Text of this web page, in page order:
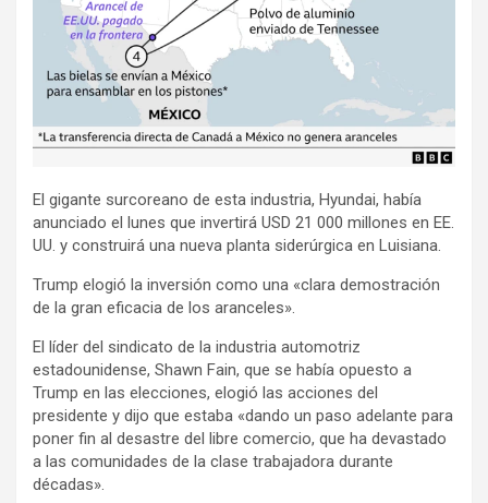
El gigante surcoreano de esta industria, Hyundai, había
anunciado el lunes que invertirá USD 21 000 millones en EE.
UU. y construirá una nueva planta siderúrgica en Luisiana.
Trump elogió la inversión como una «clara demostración
de la gran eficacia de los aranceles».
El líder del sindicato de la industria automotriz
estadounidense, Shawn Fain, que se había opuesto a
Trump en las elecciones, elogió las acciones del
presidente y dijo que estaba «dando un paso adelante para
poner fin al desastre del libre comercio, que ha devastado
a las comunidades de la clase trabajadora durante
décadas».